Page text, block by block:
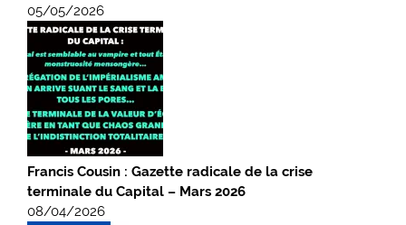
05/05/2026
Francis Cousin : Gazette radicale de la crise
terminale du Capital – Mars 2026
08/04/2026